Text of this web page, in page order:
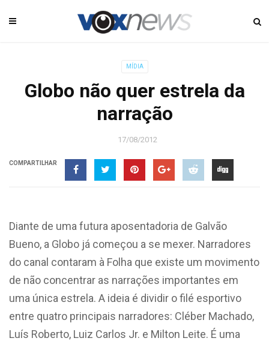
MÍDIA
Globo não quer estrela da
narração
17/08/2012
COMPARTILHAR
Diante de uma futura aposentadoria de Galvão
Bueno, a Globo já começou a se mexer. Narradores
do canal contaram à Folha que existe um movimento
de não concentrar as narrações importantes em
uma única estrela. A ideia é dividir o filé esportivo
entre quatro principais narradores: Cléber Machado,
Luís Roberto, Luiz Carlos Jr. e Milton Leite. É uma